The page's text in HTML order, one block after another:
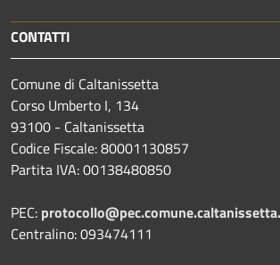
CONTATTI
Comune di Caltanissetta
Corso Umberto I, 134
93100 - Caltanissetta
Codice Fiscale: 80001130857
Partita IVA: 00138480850
PEC:
Centralino: 093474111